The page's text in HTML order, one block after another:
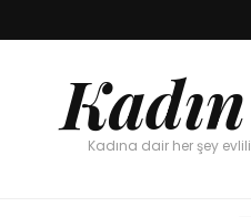
Kadına dair her şey